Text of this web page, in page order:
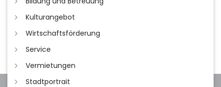
Kulturangebot
Wirtschaftsförderung
Service
Vermietungen
Stadtportrait